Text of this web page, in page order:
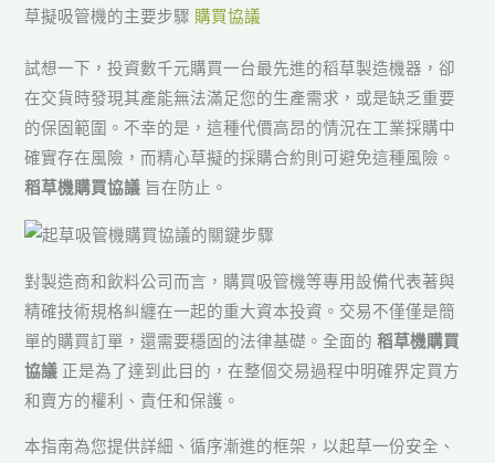
草擬吸管機的主要步驟 購買協議
試想一下，投資數千元購買一台最先進的稻草製造機器，卻
在交貨時發現其產能無法滿足您的生產需求，或是缺乏重要
的保固範圍。不幸的是，這種代價高昂的情況在工業採購中
確實存在風險，而精心草擬的採購合約則可避免這種風險。
稻草機購買協議 旨在防止。
對製造商和飲料公司而言，購買吸管機等專用設備代表著與
精確技術規格糾纏在一起的重大資本投資。交易不僅僅是簡
單的購買訂單，還需要穩固的法律基礎。全面的稻草機購買
協議 正是為了達到此目的，在整個交易過程中明確界定買方
和賣方的權利、責任和保護。
本指南為您提供詳細、循序漸進的框架，以起草一份安全、